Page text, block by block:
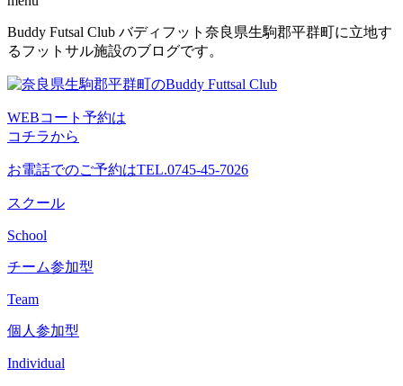
コ
ン
ン
へ
ス
キ
ッ
プ
Buddy Futsal Club バディフット奈良県生駒郡平群町に立地す
るフットサル施設のブログです。
WEBコート予約は
コチラから
お電話でのご予約はTEL.0745-45-7026
スクール
School
チーム参加型
Team
個人参加型
Individual